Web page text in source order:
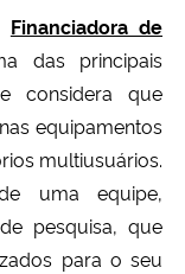
Financiadora de
das principais
considera que
equipamentos
multiusuários.
uma equipe,
pesquisa, que
para o seu